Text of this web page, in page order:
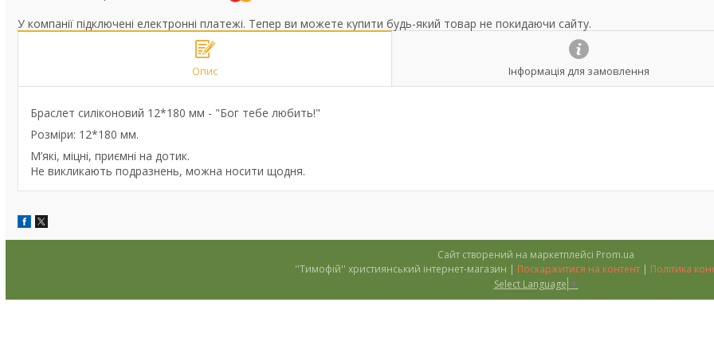
У компанії підключені електронні платежі. Тепер ви можете купити будь-який товар не покидаючи сайту.
Опис Інформація для замовлення
Браслет силіконовий 12*180 мм - "Бог тебе любить!"
Розміри: 12*180 мм.
М’які, міцні, приємні на дотик.
Не викликають подразнень, можна носити щодня.
Сайт створений на маркетплейсі Prom.ua
''Тимофій'' християнський інтернет-магазин | Поскаржитися на контент | Політика
Select Language ▼